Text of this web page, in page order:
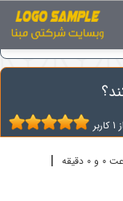
و چگونه کار می‌کند؟
از 1 کاربر
|